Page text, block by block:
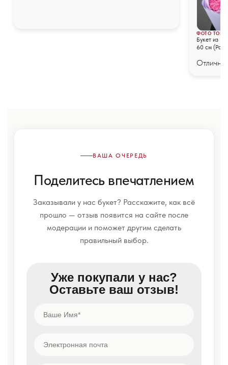
ФОТО
Букет из
60 см
ВАША ОЧЕРЕДЬ
Поделитесь впечатлением
Заказывали у нас букет? Расскажите, как всё
прошло — отзыв появится на сайте после
модерации и поможет другим сделать
правильный выбор.
Уже покупали у нас?
Оставьте ваш отзыв!